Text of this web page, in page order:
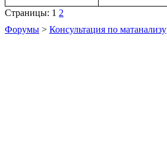
Страницы: 1 2
Форумы > Консультация по матанализу